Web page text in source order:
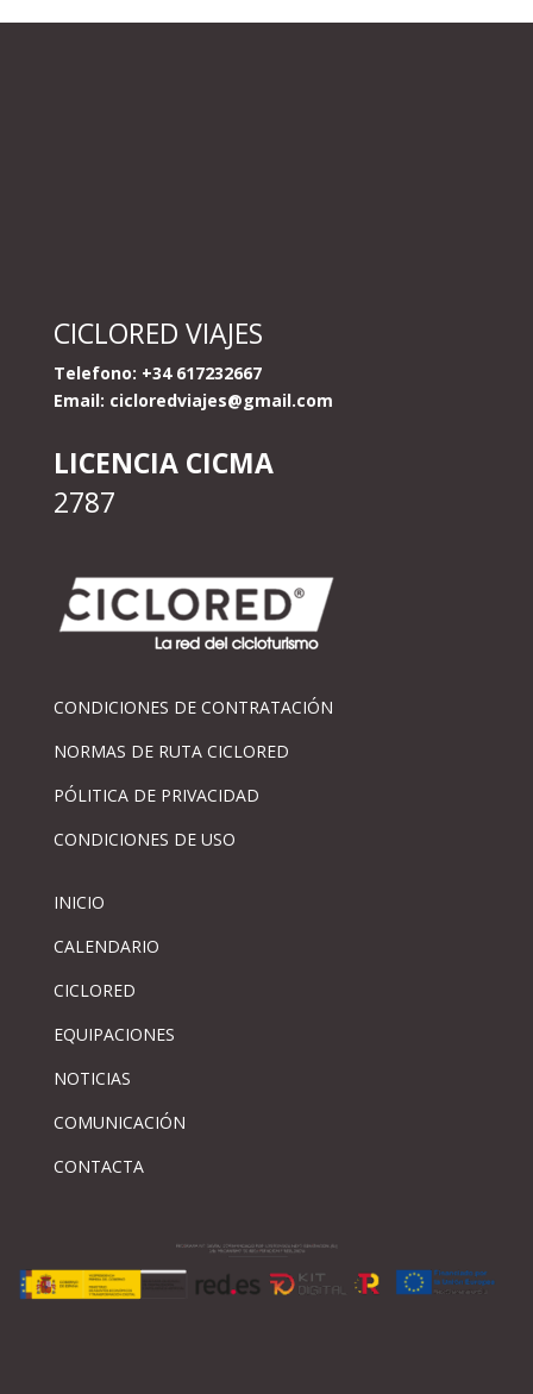
CICLORED VIAJES
Telefono: +34 617232667
Email: cicloredviajes@gmail.com
LICENCIA CICMA
2787
CONDICIONES DE CONTRATACIÓN
NORMAS DE RUTA CICLORED
PÓLITICA DE PRIVACIDAD
CONDICIONES DE USO
INICIO
CALENDARIO
CICLORED
EQUIPACIONES
NOTICIAS
COMUNICACIÓN
CONTACTA